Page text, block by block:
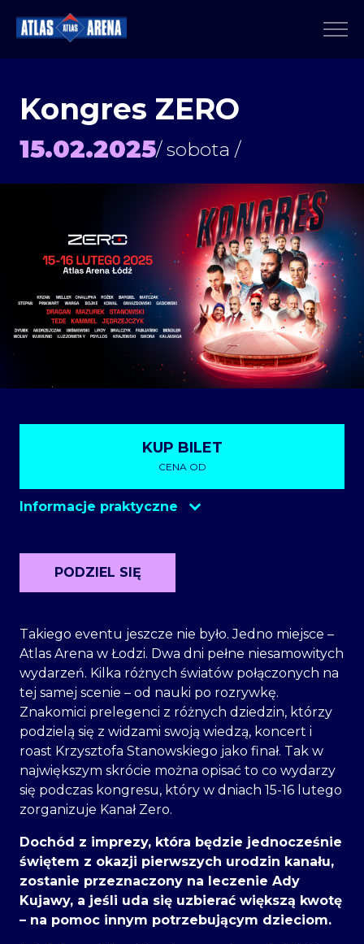
Kongres ZERO
15.02.2025/ sobota /
Takiego eventu jeszcze nie było. Jedno miejsce –
Atlas Arena w Łodzi. Dwa dni pełne niesamowitych
wydarzeń. Kilka różnych światów połączonych na
tej samej scenie – od nauki po rozrywkę.
Znakomici prelegenci z różnych dziedzin, którzy
podzielą się z widzami swoją wiedzą, koncert i
roast Krzysztofa Stanowskiego jako finał. Tak w
największym skrócie można opisać to co wydarzy
się podczas kongresu, który w dniach 15-16 lutego
zorganizuje Kanał Zero.
Dochód z imprezy, która będzie jednocześnie
świętem z okazji pierwszych urodzin kanału,
zostanie przeznaczony na leczenie Ady
Kujawy, a jeśli uda się uzbierać większą kwotę
– na pomoc innym potrzebującym dzieciom.
KUP BILET
CENA OD
bileteria.pl
konik.com
Informacje praktyczne
PODZIEL SIĘ